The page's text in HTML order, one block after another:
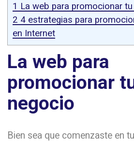
1 La web para promocionar
2 4 estrategias para
en Internet
La web para
promocionar
negocio
Bien sea que comenzaste en